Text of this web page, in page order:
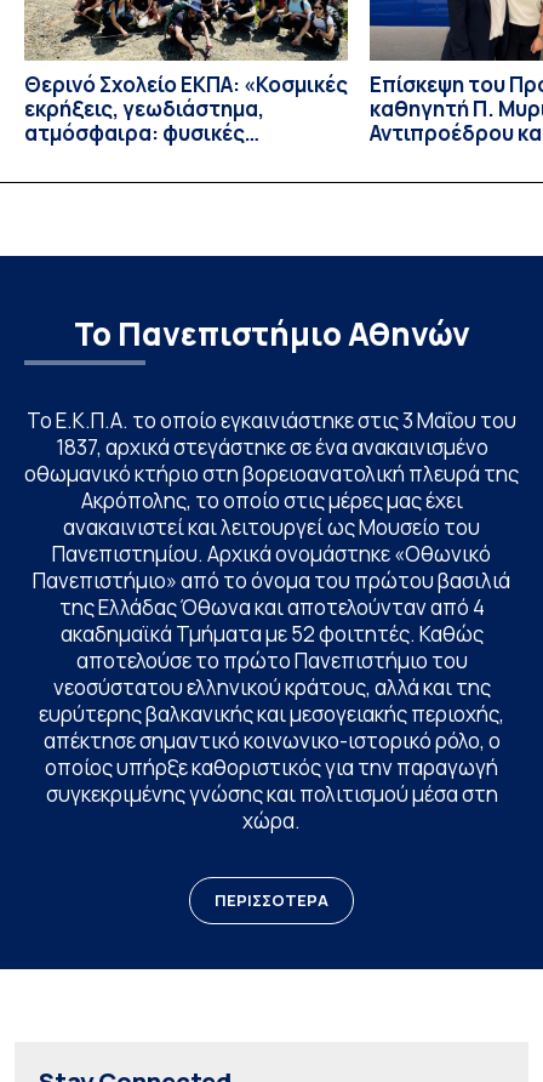
Θερινό Σχολείο ΕΚΠΑ: «Κοσμικές
εκρήξεις, γεωδιάστημα,
ατμόσφαιρα: φυσικές
βιολογικές επιδράσεις»
Eπίσκεψη του
καθηγητή Π.
Αντιπροέδρου
Νοσηλευτικής
Το Πανεπιστήμιο Αθηνών
Το Ε.Κ.Π.Α. το οποίο εγκαινιάστηκε στις 3 Μαΐου του
1837, αρχικά στεγάστηκε σε ένα ανακαινισμένο
οθωμανικό κτήριο στη βορειοανατολική πλευρά της
Ακρόπολης, το οποίο στις μέρες μας έχει
ανακαινιστεί και λειτουργεί ως Μουσείο του
Πανεπιστημίου. Αρχικά ονομάστηκε «Οθωνικό
Πανεπιστήμιο» από το όνομα του πρώτου βασιλιά
της Ελλάδας Όθωνα και αποτελούνταν από 4
ακαδημαϊκά Τμήματα με 52 φοιτητές. Καθώς
αποτελούσε το πρώτο Πανεπιστήμιο του
νεοσύστατου ελληνικού κράτους, αλλά και της
ευρύτερης βαλκανικής και μεσογειακής περιοχής,
απέκτησε σημαντικό κοινωνικο-ιστορικό ρόλο, ο
οποίος υπήρξε καθοριστικός για την παραγωγή
συγκεκριμένης γνώσης και πολιτισμού μέσα στη
χώρα.
ΠΕΡΙΣΣΟΤΕΡΑ